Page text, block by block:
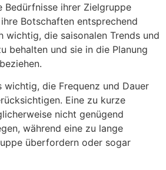
Bedürfnisse ihrer Zielgruppe
Botschaften entsprechend
wichtig, die saisonalen Trends und
behalten und sie in die Planung
wichtig, die Frequenz und Dauer
Eine zu kurze
nicht genügend
während eine zu lange
überfordern oder sogar